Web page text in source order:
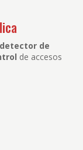
detector de
de accesos